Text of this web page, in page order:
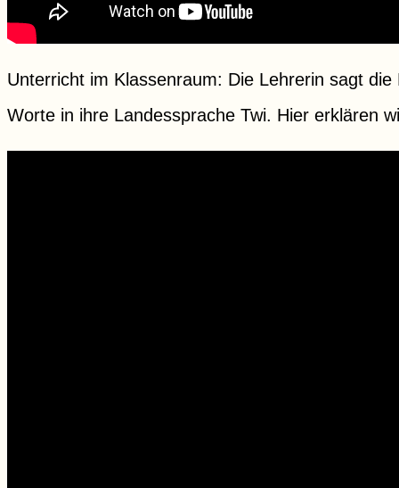
Unterricht im Klassenraum: Die Lehrerin sagt
Worte in ihre Landessprache Twi. Hier erklären